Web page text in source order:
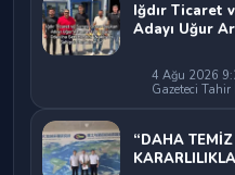
Iğdır Ticaret
Adayı Uğur
Bırakılamaz"
4 Ağu 2026
Gazeteci Tahir
“DAHA